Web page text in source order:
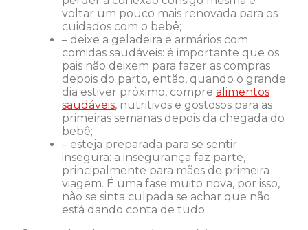
voltar um pouco mais renovada para os
cuidados com o bebê;
– deixe a geladeira e armários com
comidas saudáveis: é importante que os
pais não deixem para fazer as compras
depois do parto, então, quando o grande
dia estiver próximo, compre alimentos
saudáveis, nutritivos e gostosos para as
primeiras semanas depois da chegada do
bebê;
– esteja preparada para se sentir
insegura: a insegurança faz parte,
principalmente para mães de primeira
viagem. É uma fase muito nova, por isso,
não se sinta culpada se achar que não
está dando conta de tudo.